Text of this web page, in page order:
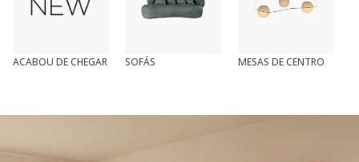
ACABOU DE CHEGAR SOFÁS MESAS DE CENTRO